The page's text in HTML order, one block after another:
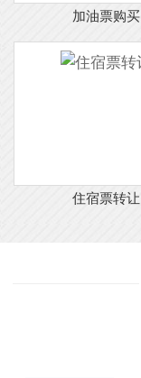
加油票购买
住宿票转让